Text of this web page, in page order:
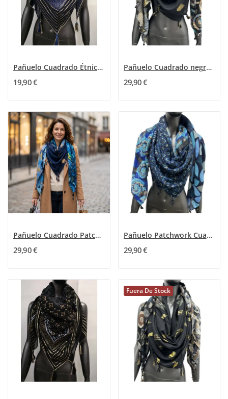
Pañuelo Cuadrado Étnico Azul Dorado
19,90 €
Pañuelo Cuadrado negro Patchwork Ginkgo y Círculos
29,90 €
Pañuelo Cuadrado Patchwork Ginkgo - Azul y...
29,90 €
Pañuelo Patchwork Cuadrado matices Azul
29,90 €
Fuera De Stock